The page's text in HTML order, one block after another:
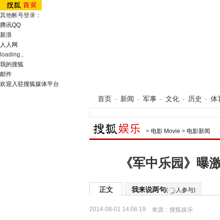
其他帐号登录：
腾讯QQ
新浪
人人网
loading...
我的搜狐
邮件
欢迎入驻搜狐媒体平台
首页 - 新闻 - 军事 - 文化 - 历史 - 体
> 电影 Movie > 电影新闻
《军中乐园》曝
正文 我来说两句( 人参与)
2014-08-01 14:06:19 来源： 搜狐娱乐